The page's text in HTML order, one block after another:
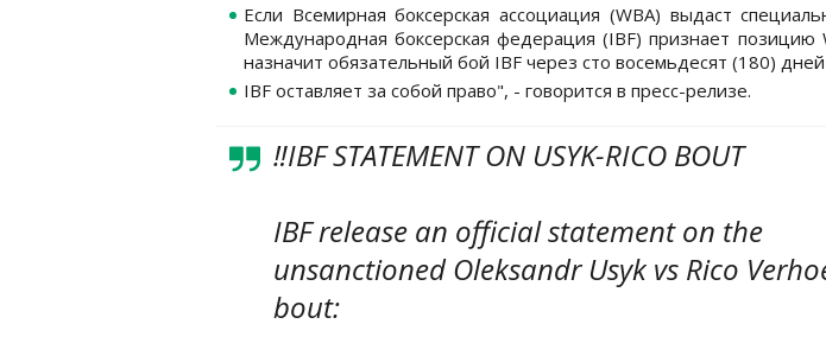
Если Всемирная боксерская ассоциация (WBA) выдаст
Международная боксерская федерация (IBF) признает позицию
назначит обязательный бой IBF через сто восемьдесят (180) дней
IBF оставляет за собой право", - говорится в пресс-релизе.
‼️IBF STATEMENT ON USYK-RICO BOUT
IBF release an official statement on the
unsanctioned Oleksandr Usyk vs Rico
bout: